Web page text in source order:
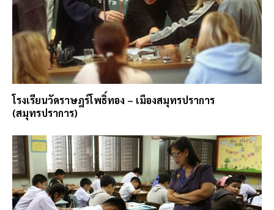
โรงเรียนวัดราษฎร์โพธิ์ทอง – เมืองสมุทรปราการ
(สมุทรปราการ)